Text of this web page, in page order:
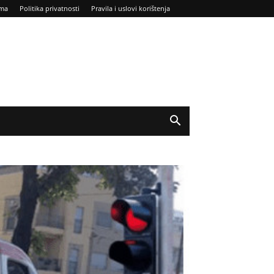
Politika privatnosti Pravila i uslovi korištenja